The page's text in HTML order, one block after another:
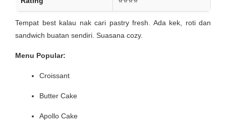
Tempat best kalau nak cari pastry fresh. Ada kek, roti dan
sandwich buatan sendiri. Suasana cozy.
Menu Popular:
Croissant
Butter Cake
Apollo Cake